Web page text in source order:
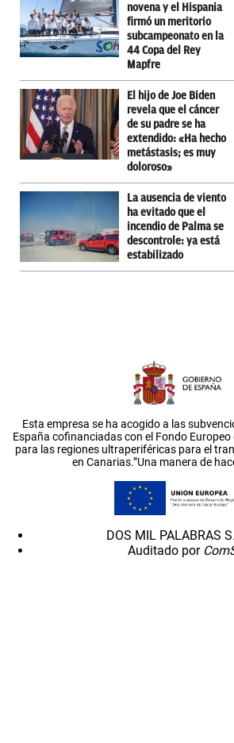
novena y el Hispania
firmó un meritorio
subcampeonato en la
44 Copa del Rey
Mapfre
El hijo de Joe Biden
revela que el cáncer
de su padre se ha
extendido: «Ha hecho
metástasis; es muy
doloroso»
La ausencia de viento
ha evitado que el
incendio de Palma se
descontrole: ya está
estabilizado
Esta empresa se ha acogido a las
España cofinanciadas con el Fondo Europeo
para las regiones ultraperiféricas para el
en Canarias.”Una manera de
DOS MIL PALABRAS
Auditado por